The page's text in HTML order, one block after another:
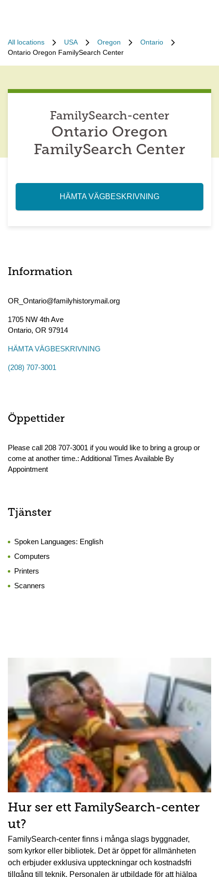
All locations USA Oregon
Ontario
Ontario Oregon FamilySearch Center
FamilySearch-center
Ontario Oregon
FamilySearch Center
HÄMTA VÄGBESKRIVNING
Information
OR_Ontario@familyhistorymail.org
1705 NW 4th Ave
Ontario, OR 97914
HÄMTA VÄGBESKRIVNING
(208) 707-3001
Öppettider
Please call 208 707-3001 if you would like to bring a group or
come at another time.: Additional Times Available By
Appointment
Tjänster
Spoken Languages: English
Computers
Printers
Scanners
Hur ser ett FamilySearch-center
ut?
FamilySearch-center finns i många slags byggnader,
som kyrkor eller bibliotek. Det är öppet för allmänheten
och erbjuder exklusiva uppteckningar och kostnadsfri
tillgång till teknik. Personalen är utbildade för att hjälpa